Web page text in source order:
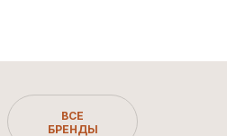
ВСЕ
БРЕНДЫ